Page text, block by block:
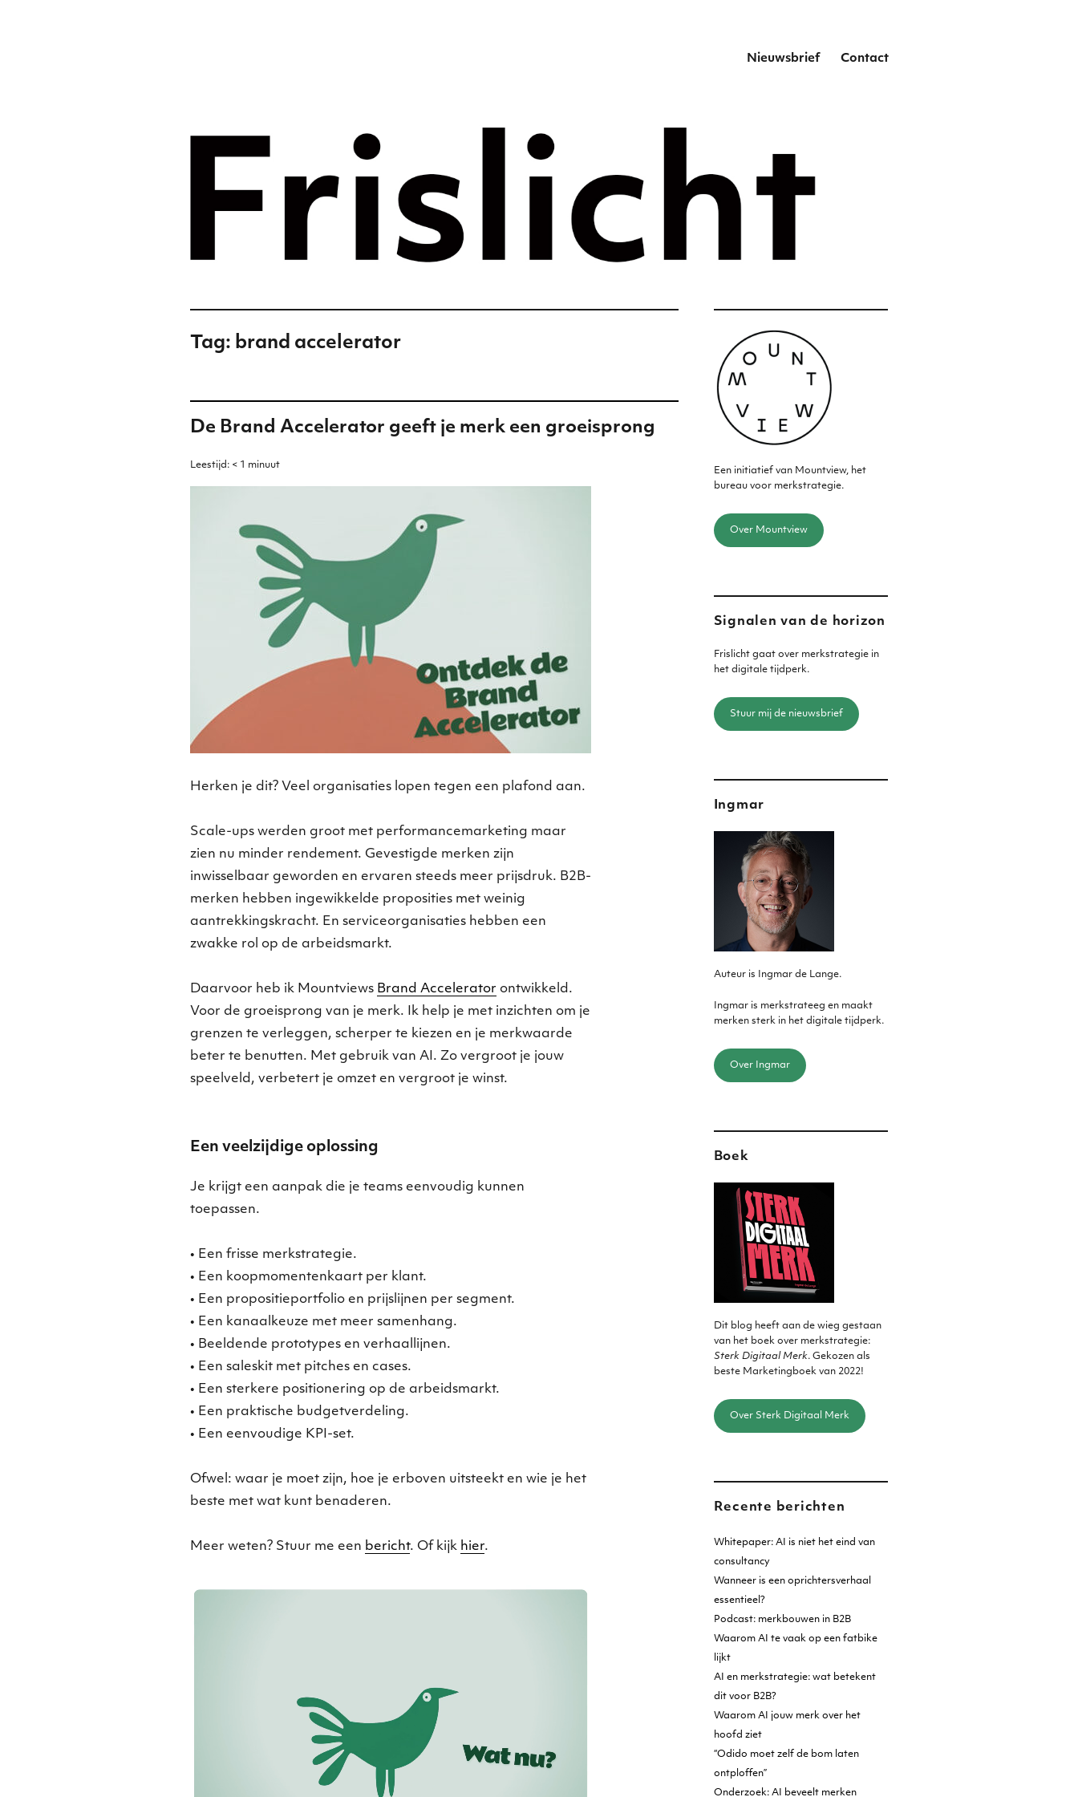
Merkstrategie voor het
Frislicht
Nieuwsbrief Contact
Tag: brand accelerator
De Brand Accelerator geeft je merk een groeisprong
Leestijd: < 1 minuut
Herken je dit? Veel organisaties lopen tegen een plafond aan.
Scale-ups werden groot met performancemarketing maar
zien nu minder rendement. Gevestigde merken zijn
inwisselbaar geworden en ervaren steeds meer prijsdruk. B2B-
merken hebben ingewikkelde proposities met weinig
aantrekkingskracht. En serviceorganisaties hebben een
zwakke rol op de arbeidsmarkt.
Daarvoor heb ik Mountviews Brand Accelerator ontwikkeld.
Voor de groeisprong van je merk. Ik help je met inzichten om je
grenzen te verleggen, scherper te kiezen en je merkwaarde
beter te benutten. Met gebruik van AI. Zo vergroot je jouw
speelveld, verbetert je omzet en vergroot je winst.
Een veelzijdige oplossing
Je krijgt een aanpak die je teams eenvoudig kunnen
toepassen.
• Een frisse merkstrategie.
• Een koopmomentenkaart per klant.
• Een propositieportfolio en prijslijnen per segment.
• Een kanaalkeuze met meer samenhang.
• Beeldende prototypes en verhaallijnen.
• Een saleskit met pitches en cases.
• Een sterkere positionering op de arbeidsmarkt.
• Een praktische budgetverdeling.
• Een eenvoudige KPI-set.
Ofwel: waar je moet zijn, hoe je erboven uitsteekt en wie je het
beste met wat kunt benaderen.
Meer weten? Stuur me een bericht. Of kijk hier.
Een initiatief van Mountview, het
bureau voor merkstrategie.
Over Mountview
Signalen van de horizon
Frislicht gaat over merkstrategie in
het digitale tijdperk.
Stuur mij de nieuwsbrief
Ingmar
Auteur is Ingmar de Lange.
Ingmar is merkstrateeg en maakt
merken sterk in het digitale tijdperk.
Over Ingmar
Boek
Dit blog heeft aan de wieg gestaan
van het boek over merkstrategie:
Sterk Digitaal Merk. Gekozen als
beste Marketingboek van 2022!
Over Sterk Digitaal Merk
Recente berichten
Whitepaper: AI is niet het eind van
consultancy
Wanneer is een oprichtersverhaal
essentieel?
Podcast: merkbouwen in B2B
Waarom AI te vaak op een fatbike
lijkt
AI en merkstrategie: wat betekent
dit voor B2B?
Waarom AI jouw merk over het
hoofd ziet
“Odido moet zelf de bom laten
ontploffen”
Onderzoek: AI beveelt merken